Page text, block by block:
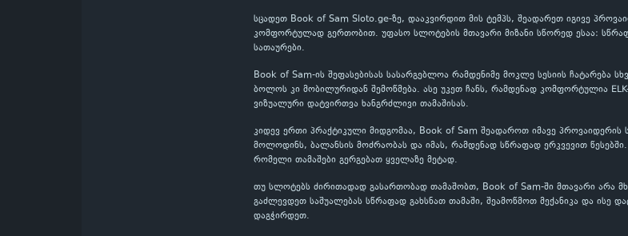
სცადეთ Book of Sam Sloto.ge-ზე, დააკვირდით მის ტემპს, შეადარეთ იგივე
კომფორტულად გერთობით. უფასო სლოტების მთავარი მიზანი სწორედ ესაა:
სათაურები.
Book of Sam-ის შეფასებისას სასარგებლოა რამდენიმე მოკლე სესიის ჩატარება
ბოლოს კი მობილურიდან შემოწმება. ასე უკეთ ჩანს, რამდენად კომფორტულია
ვიზუალური დატვირთვა ხანგრძლივი თამაშისას.
კიდევ ერთი პრაქტიკული მიდგომაა, Book of Sam შეადაროთ იმავე პროვაიდერის
მოლოდინს, ბალანსის მოძრაობას და იმას, რამდენად სწრაფად ერკვევით
რომელი თამაშები გერგებათ ყველაზე მეტად.
თუ სლოტებს ძირითადად გასართობად თამაშობთ, Book of Sam-ში მთავარი არა
გაძლევდეთ საშუალებას სწრაფად გახსნათ თამაში, შეამოწმოთ მექანიკა და ისე
დაგჭირდეთ.